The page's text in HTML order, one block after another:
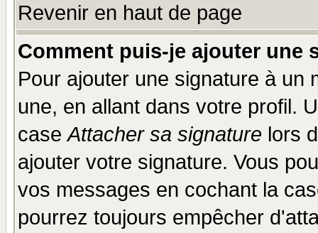
Revenir en haut de page
Comment puis-je ajouter une
Pour ajouter une signature à un
une, en allant dans votre profil.
caseAttacher sa signature lors
ajouter votre signature. Vous
vos messages en cochant la
pourrez toujours empêcher